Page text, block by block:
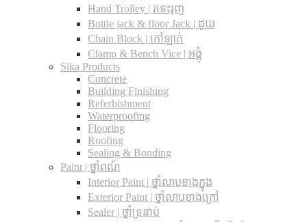
Hand Trolley | រទេះរុញ
Bottle jack & floor Jack​ | ដូយ
Chain Block | កៅឡាក់
Clamp & Bench Vice | អង្គុំ
Sika Products
Concrete
Building Finishing
Referbishment
Waterproofing
Flooring
Roofing
Sealing & Bonding
Paint | ថ្នាំពណ៍
Interior Paint | ថ្នាំលាបខាងក្នុង
Exterior Paint | ថ្នាំលាបខាងក្រៅ
Sealer | ថ្នាំទ្រនាប់